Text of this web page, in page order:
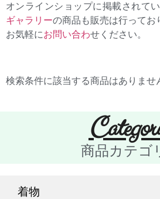
オンラインショップに掲載されて
ギャラリーの商品も販売は行ってお
お気軽にお問い合わせください。
検索条件に該当する商品はありませ
商品カテゴ
着物